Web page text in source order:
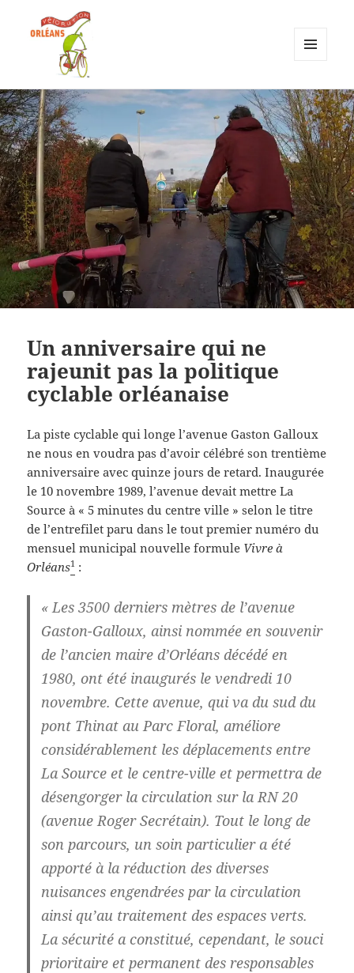
Vélorution Orléans
WIDGETS
Un anniversaire qui ne
rajeunit pas la politique
cyclable orléanaise
La piste cyclable qui longe l’avenue Gaston Galloux
ne nous en voudra pas d’avoir célébré son trentième
anniversaire avec quinze jours de retard. Inaugurée
le 10 novembre 1989, l’avenue devait mettre La
Source à « 5 minutes du centre ville » selon le titre
de l’entrefilet paru dans le tout premier numéro du
mensuel municipal nouvelle formule Vivre à
Orléans1 :
« Les 3500 derniers mètres de l’avenue
Gaston-Galloux, ainsi nommée en souvenir
de l’ancien maire d’Orléans décédé en
1980, ont été inaugurés le vendredi 10
novembre. Cette avenue, qui va du sud du
pont Thinat au Parc Floral, améliore
considérablement les déplacements entre
La Source et le centre-ville et permettra de
désengorger la circulation sur la RN 20
(avenue Roger Secrétain). Tout le long de
son parcours, un soin particulier a été
apporté à la réduction des diverses
nuisances engendrées par la circulation
ainsi qu’au traitement des espaces verts.
La sécurité a constitué, cependant, le souci
prioritaire et permanent des responsables